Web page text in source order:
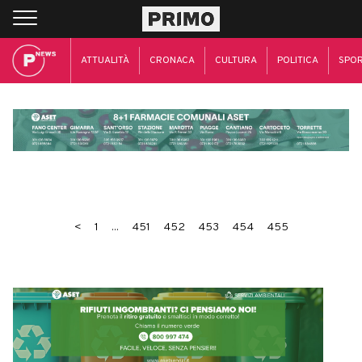
ATTUALITÀ CRONACA CULTURA POLITICA
< 1 ... 451 452 453 454 455